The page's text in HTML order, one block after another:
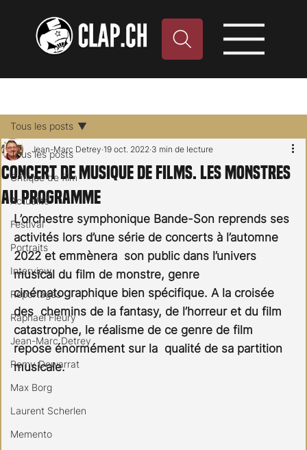
Tous les posts
Critique de film
Actualité
Festival
Portraits
Interview
Reportages
Raphael Fleury
Jean-Marc Detrey
Remy Dewarrat
Max Borg
Laurent Scherlen
Memento
Tous les posts
Concert de musique de films. Les monstres
au programme
Jean-Marc Detrey 19 oct. 2022 3 min de lecture
L’orchestre symphonique Bande-Son reprends ses
activités lors d’une série de concerts à l’automne
2022 et emmènera  son public dans l’univers
musical du film de monstre, genre
cinématographique bien spécifique. A la croisée
des  chemins de la fantasy, de l’horreur et du film
catastrophe, le réalisme de ce genre de film
repose énormément sur la  qualité de sa partition
musicale.